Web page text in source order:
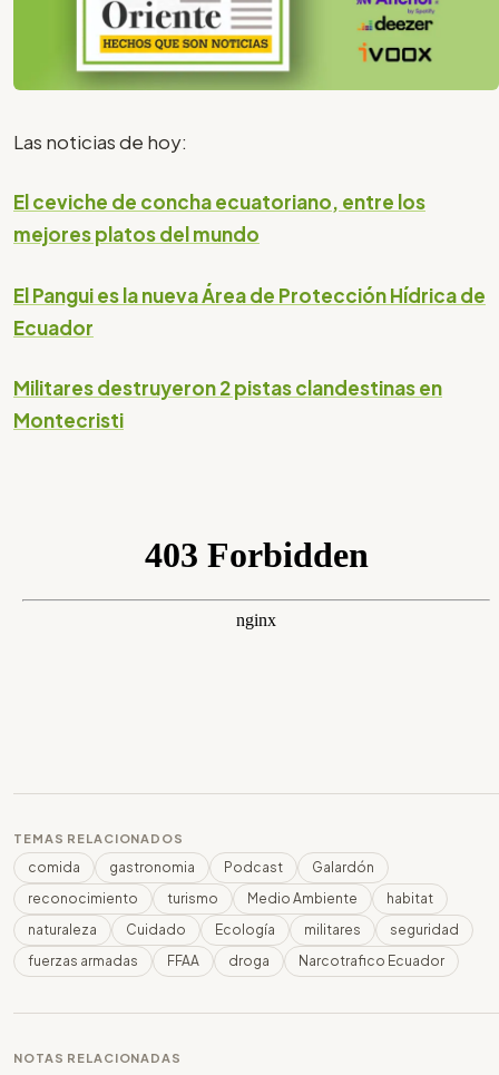
Las noticias de hoy:
El ceviche de concha ecuatoriano, entre los
mejores platos del mundo
El Pangui es la nueva Área de Protección Hídrica de
Ecuador
Militares destruyeron 2 pistas clandestinas en
Montecristi
TEMAS RELACIONADOS
comida gastronomia Podcast
Galardón
reconocimiento
turismo Medio Ambiente
habitat
naturaleza
Cuidado Ecología militares
seguridad
fuerzas armadas
FFAA droga Narcotrafico Ecuador
NOTAS RELACIONADAS